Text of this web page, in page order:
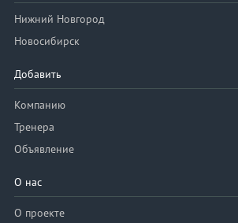
Нижний Новгород
Новосибирск
Добавить
Компанию
Тренера
Объявление
О нас
О проекте